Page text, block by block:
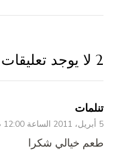
2 لا يوجد تعليقات
تنلمات
5 أبريل، 2011 الساعة 12:00 ص
طعم خيالي شكرا